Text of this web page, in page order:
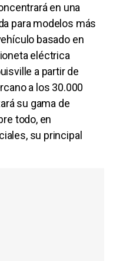
en una
para modelos más
basado en
eléctrica
a partir de
a los 30.000
su gama de
todo, en
su principal